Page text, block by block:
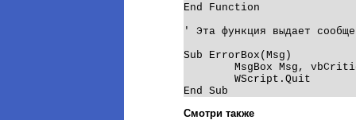
End Function
' Эта функция выдает
Sub ErrorBox(Msg)
Смотри также